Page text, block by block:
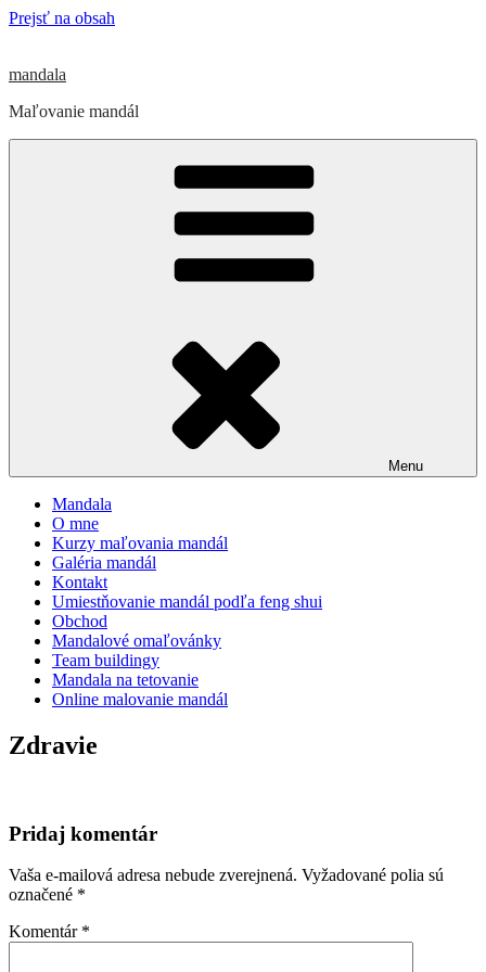
Prejsť na obsah
mandala
Maľovanie mandál
Menu
Mandala
O mne
Kurzy maľovania mandál
Galéria mandál
Kontakt
Umiestňovanie mandál podľa feng shui
Obchod
Mandalové omaľovánky
Team buildingy
Mandala na tetovanie
Online malovanie mandál
Zdravie
Pridaj komentár
Vaša e-mailová adresa nebude zverejnená. Vyžadované polia sú
označené *
Komentár *